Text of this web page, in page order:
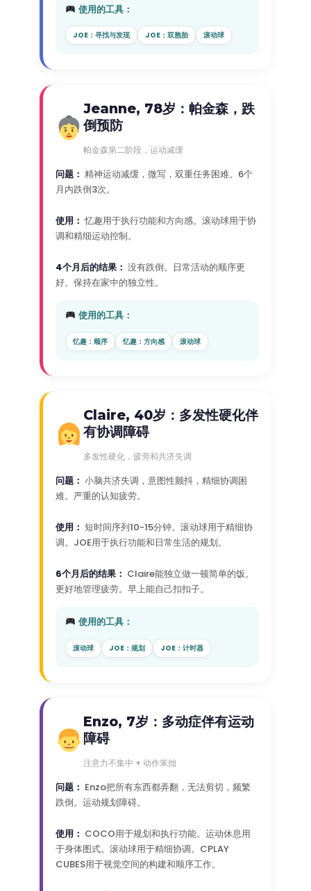
使用的工具：
JOE：寻找与发现 JOE：双胞胎 滚动球
Jeanne, 78岁：帕金森，跌
倒预防
帕金森第二阶段，运动减缓
问题： 精神运动减缓，微写，双重任务困难。6个
月内跌倒3次。
使用： 忆趣用于执行功能和方向感。滚动球用于协
调和精细运动控制。
4个月后的结果： 没有跌倒。日常活动的顺序更
好。保持在家中的独立性。
使用的工具：
忆趣：顺序 忆趣：方向感 滚动球
Claire, 40岁：多发性硬化伴
有协调障碍
多发性硬化，疲劳和共济失调
问题： 小脑共济失调，意图性颤抖，精细协调困
难。严重的认知疲劳。
使用： 短时间序列10-15分钟。滚动球用于精细协
调。JOE用于执行功能和日常生活的规划。
6个月后的结果： Claire能独立做一顿简单的饭。
更好地管理疲劳。早上能自己扣扣子。
使用的工具：
滚动球 JOE：规划 JOE：计时器
Enzo, 7岁：多动症伴有运动
障碍
注意力不集中 + 动作笨拙
问题： Enzo把所有东西都弄翻，无法剪切，频繁
跌倒。运动规划障碍。
使用： COCO用于规划和执行功能。运动休息用
于身体图式。滚动球用于精细协调。CPLAY
CUBES用于视觉空间的构建和顺序工作。